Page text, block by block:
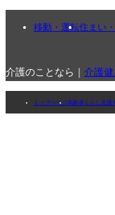
移動・運転住まい
介護のことなら｜ 介護
トップページ高齢者くらし支援